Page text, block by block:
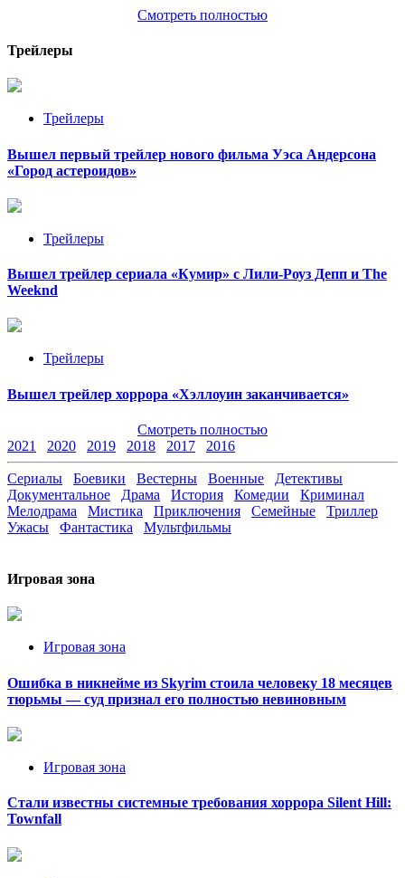
Смотреть полностью
Трейлеры
Трейлеры
Вышел первый трейлер нового фильма Уэса Андерсона
«Город астероидов»
Трейлеры
Вышел трейлер сериала «Кумир» с Лили-Роуз Депп и The
Weeknd
Трейлеры
Вышел трейлер хоррора «Хэллоуин заканчивается»
Смотреть полностью
2021
2020 2019 2018 2017 2016
Сериалы Боевики Вестерны Военные
Детективы
Документальное
Драма История Комедии
Криминал
Мелодрама
Мистика Приключения Семейные
Триллер
Ужасы
Фантастика Мультфильмы
Игровая зона
Игровая зона
Ошибка в никнейме из Skyrim стоила человеку 18 месяцев
тюрьмы — суд признал его полностью невиновным
Игровая зона
Стали известны системные требования хоррора Silent Hill:
Townfall